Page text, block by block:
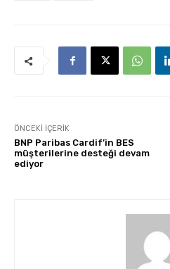
ÖNCEKI İÇERIK
BNP Paribas Cardif’in BES
müşterilerine desteği devam
ediyor